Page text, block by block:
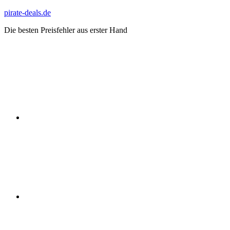
Zum
springen
pirate-deals.de
Die besten Preisfehler aus erster Hand